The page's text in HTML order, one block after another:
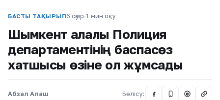
БАСТЫ ТАҚЫРЫП6 сәуір·1 мин оқу
Шымкент қалалық Полиция
департаментінің баспасөз
хатшысы өзіне қол жұмсады
Абзал Алаш Бөлісу: @